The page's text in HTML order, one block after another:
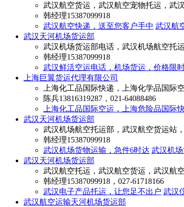
武汉航空货运，武汉航空宠物托运，武
韩经理15387099918
武汉航空快递，送至您客户手中 武汉航
武汉天河机场货运部
武汉机场货运部电话，武汉机场航空托
韩经理15387099918
武汉鲜活空运电话，机场货运，价格限
上海巨翼货运代理有限公司
上海化工品国际快递，上海化学品国际
陈兵13816319287，021-64088486
上海化工品国际空运，上海危险品国际
武汉天河机场货运部
武汉机场航空托运部，武汉航空货运站
韩经理15387099918
武汉机场货物运输，急件6时达 武汉机
武汉天河机场货运部
武汉航空托运，武汉航空货运，武汉航
韩经理15387099918，027-61718166
武汉电子产品托运，让您足不出户 武汉
武汉航空运输天河机场货运部